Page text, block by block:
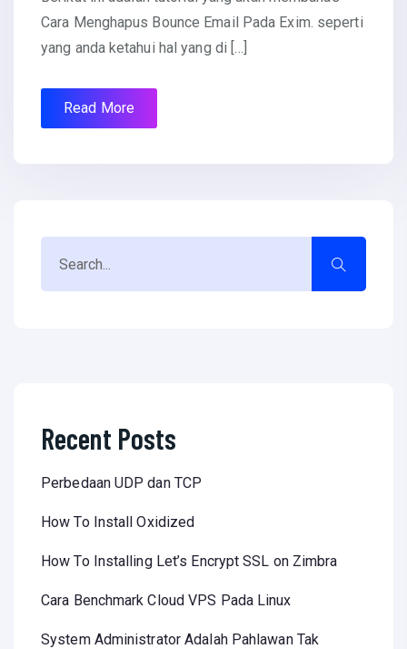
Cara Menghapus Bounce Email Pada Exim. seperti
yang anda ketahui hal yang di […]
Read More
Recent Posts
Perbedaan UDP dan TCP
How To Install Oxidized
How To Installing Let’s Encrypt SSL on Zimbra
Cara Benchmark Cloud VPS Pada Linux
System Administrator Adalah Pahlawan Tak